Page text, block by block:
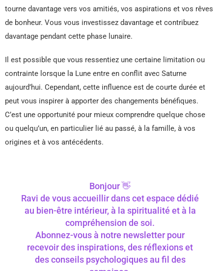
tourne davantage vers vos amitiés, vos aspirations et vos rêves
de bonheur. Vous vous investissez davantage et contribuez
davantage pendant cette phase lunaire.
Il est possible que vous ressentiez une certaine limitation ou
contrainte lorsque la Lune entre en conflit avec Saturne
aujourd’hui. Cependant, cette influence est de courte durée et
peut vous inspirer à apporter des changements bénéfiques.
C’est une opportunité pour mieux comprendre quelque chose
ou quelqu’un, en particulier lié au passé, à la famille, à vos
origines et à vos antécédents.
Bonjour 👋
Ravi de vous accueillir dans cet espace dédié
au bien-être intérieur, à la spiritualité et à la
compréhension de soi.
Abonnez-vous à notre newsletter pour
recevoir des inspirations, des réflexions et
des conseils psychologiques au fil des